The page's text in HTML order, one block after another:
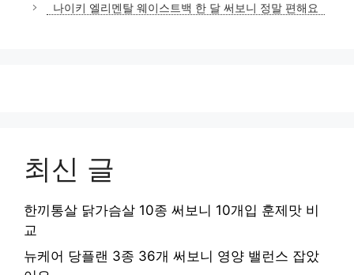
나이키 엘리멘탈 웨이스트백 한 달 써보니 정말 편해요
최신 글
한끼통살 닭가슴살 10종 써보니 10개입 훈제맛 비
교
뉴케어 당플랜 3종 36개 써보니 영양 밸런스 잡았